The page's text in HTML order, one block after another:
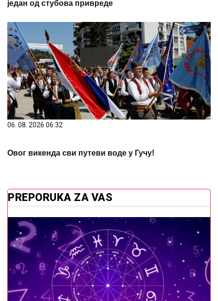
један од стубова привреде
06. 08. 2026 06:32
Овог викенда сви путеви воде у Гучу!
PREPORUKA ZA VAS